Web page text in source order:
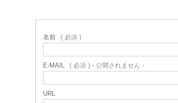
名前 ( 必須 )
E-MAIL ( 必須 ) - 公開されません -
URL